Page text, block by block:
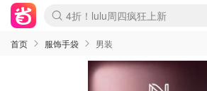
Boticinal 夏促开抢！
4折！lulu周四疯狂上新
还没结束！&OtherStories大促
Joybuy变相75折 随时失效
速领！Stanley独家85折
疑似霸哥！Camper额外叠85折
Zalando 奥莱闪促！每日更新
Moncler反季囤！5折起+叠9折
Coach Brooklyn仅€192
首页 服饰手袋 男装